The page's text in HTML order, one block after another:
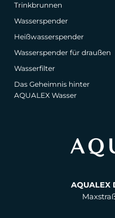
Trinkbrunnen
Wasserspender
Heißwasserspender
Wasserspender für draußen
Wasserfilter
Das Geheimnis hinter
AQUALEX Wasser
AQUALEX